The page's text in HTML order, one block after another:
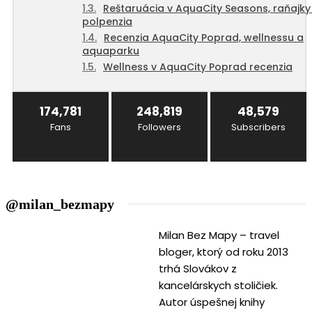
Reštaruácia v AquaCity Seasons,
polpenzia
Recenzia AquaCity Poprad, wellnessu a
aquaparku
Wellness v AquaCity Poprad recenzia
174,781
Fans
248,819
Followers
48,579
Subscribers
@milan_bezmapy
Milan Bez Mapy – travel
bloger, ktorý od roku 2013
trhá Slovákov z
kancelárskych stoličiek.
Autor úspešnej knihy